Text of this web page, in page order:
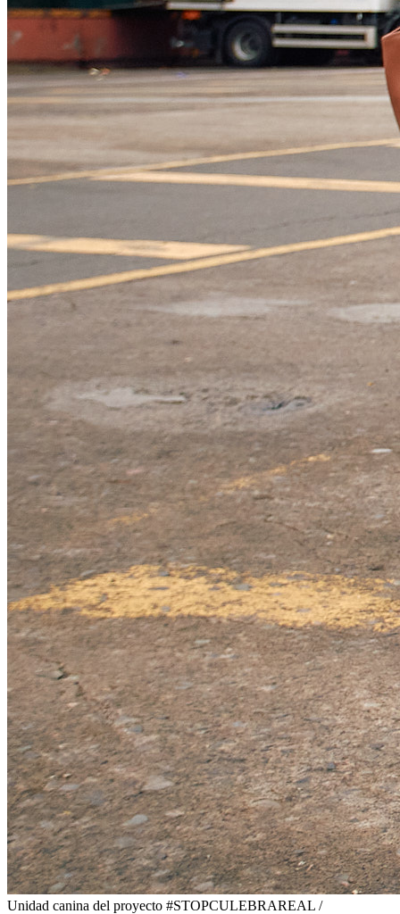
Unidad canina del proyecto #STOPCULEBRAREAL /